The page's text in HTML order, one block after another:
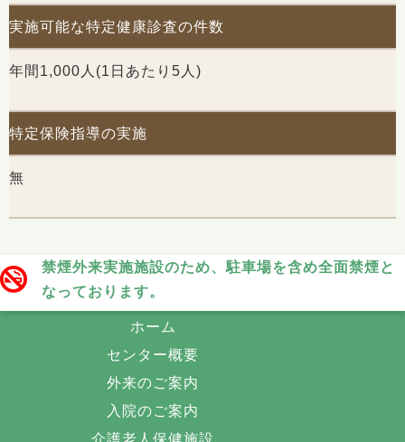
実施可能な特定健康診査の件数
年間1,000人(1日あたり5人)
特定保険指導の実施
無
禁煙外来実施施設のため、駐車場を含め全面禁煙と
なっております。
ホーム
センター概要
外来のご案内
入院のご案内